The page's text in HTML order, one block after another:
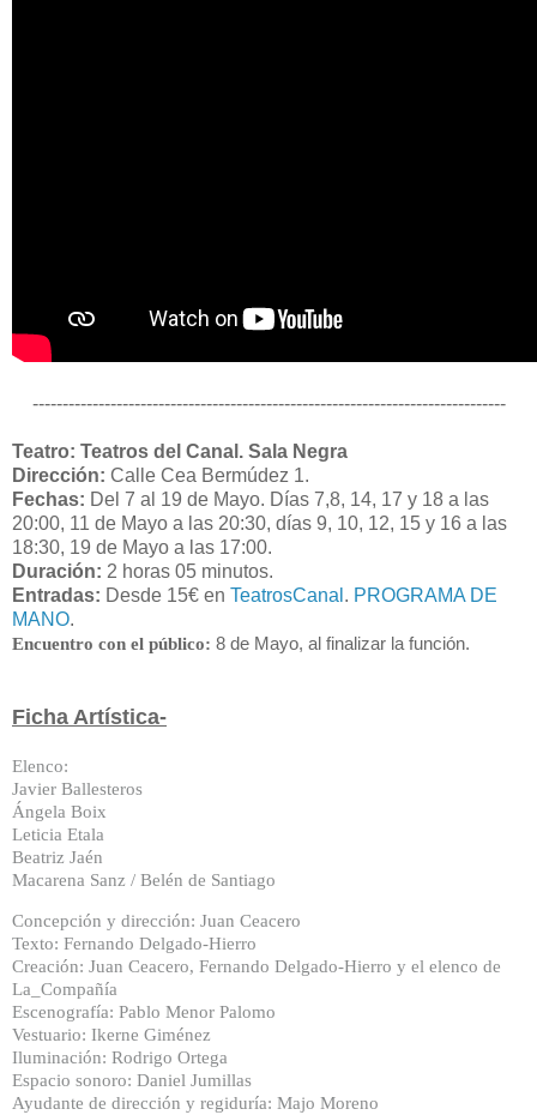
-------------------------------------------------------------------------------
Teatro: Teatros del Canal. Sala Negra
Dirección: Calle Cea Bermúdez 1.
Fechas: Del 7 al 19 de Mayo. Días 7,8, 14, 17 y 18 a las
20:00, 11 de Mayo a las 20:30, días 9, 10, 12, 15 y 16 a las
18:30, 19 de Mayo a las 17:00.
Duración: 2 horas 05 minutos.
Entradas: Desde 15€ en TeatrosCanal . PROGRAMA DE
MANO.
Encuentro con el público: 8 de Mayo, al finalizar la función.
Ficha Artística-
Elenco:
Javier Ballesteros
Ángela Boix
Leticia Etala
Beatriz Jaén
Macarena Sanz / Belén de Santiago
Concepción y dirección: Juan Ceacero
Texto: Fernando Delgado-Hierro
Creación: Juan Ceacero, Fernando Delgado-Hierro y el elenco de
La_Compañía
Escenografía: Pablo Menor Palomo
Vestuario: Ikerne Giménez
Iluminación: Rodrigo Ortega
Espacio sonoro: Daniel Jumillas
Ayudante de dirección y regiduría: Majo Moreno